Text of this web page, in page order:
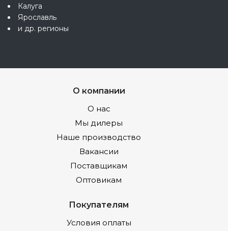
Калуга
Ярославль
и др. регионы
О компании
О нас
Мы дилеры
Наше производство
Вакансии
Поставщикам
Оптовикам
Покупателям
Условия оплаты